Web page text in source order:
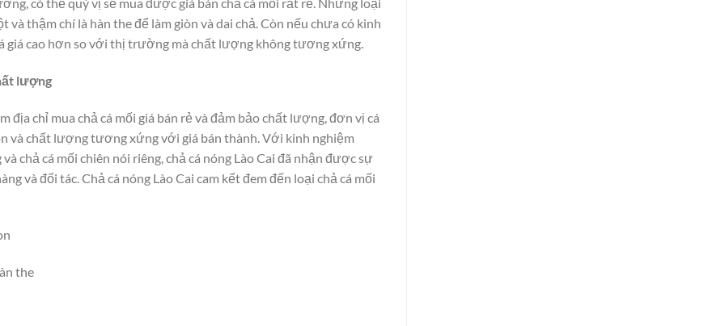
thậm chí là hàn the để làm giòn và dai chả. Còn nếu chưa có kinh
giá cao hơn so với thị trường mà chất lượng không tương xứng.
lượng
chỉ mua chả cá mối giá bán rẻ và đảm bảo chất lượng, đơn vị cá
và chất lượng tương xứng với giá bán thành. Với kinh nghiệm
chả cá mối chiên nói riêng, chả cá nóng Lào Cai đã nhận được sự
và đối tác. Chả cá nóng Lào Cai cam kết đem đến loại chả cá mối
the